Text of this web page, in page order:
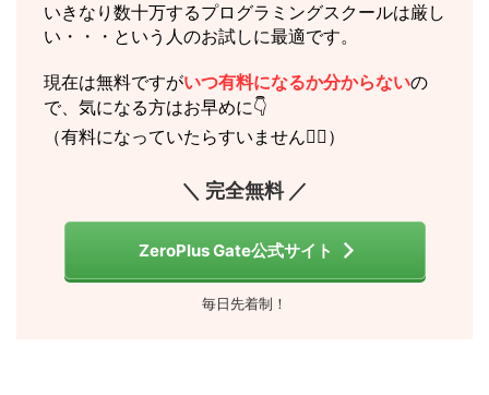
いきなり数十万するプログラミングスクールは厳し
い・・・という人のお試しに最適です。
現在は無料ですがいつ有料になるか分からないの
で、気になる方はお早めに👇
（有料になっていたらすいません🙇‍♂️）
＼ 完全無料 ／
ZeroPlus Gate公式サイト
毎日先着制！